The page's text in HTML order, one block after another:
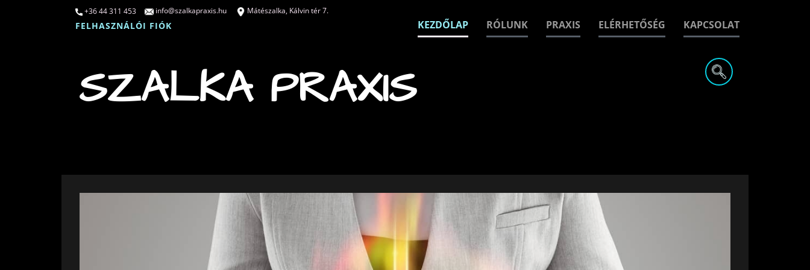
KEZDŐLAP RÓLUNK PRAXIS ELÉRHETŐSÉG KAPCSOLAT
FELHASZNÁLÓI FIÓK
info@szalkapraxis.hu
+36 44 311 453 Mátészalka, Kálvin tér 7.
SZALKA PRAXIS